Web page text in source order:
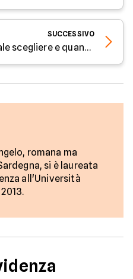
SUCCESSIVO
Caminetto elettrico: quale scegliere e quanto scalda - Parola all'Esperto
romana ma
si è laureata
all'Università